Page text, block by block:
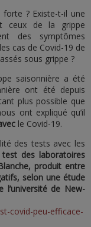
? Existe-t-il une
ceux de la grippe
des symptômes
cas de Covid-19 de
sous grippe ?
saisonnière a été
ont été depuis
plus possible que
ont expliqué qu’il
le Covid-19.
des tests avec les
des laboratoires
produit entre
selon une étude
l’université de New-
covid-peu-efficace-